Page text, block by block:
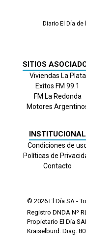
Diario El Día
SITIOS
Viviendas La Plata
Exitos FM 99.1
FM La Redonda
Motores
INSTITUCIONAL
Condiciones de
Políticas de
Contacto
© 2026 El Día SA -
Registro DNDA Nº
Propietario El Día
Kraiselburd. Diag. 80